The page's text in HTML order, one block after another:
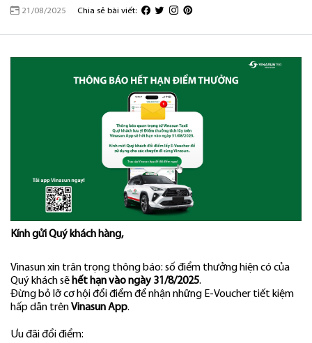
21/08/2025 Chia sẻ bài viết:
Kính gửi Quý khách hàng,
Vinasun xin trân trọng thông báo: số điểm thưởng hiện có của
Quý khách sẽ hết hạn vào ngày 31/8/2025.
Đừng bỏ lỡ cơ hội đổi điểm để nhận những E-Voucher tiết kiệm
hấp dẫn trênVinasun App.
Ưu đãi đổi điểm: